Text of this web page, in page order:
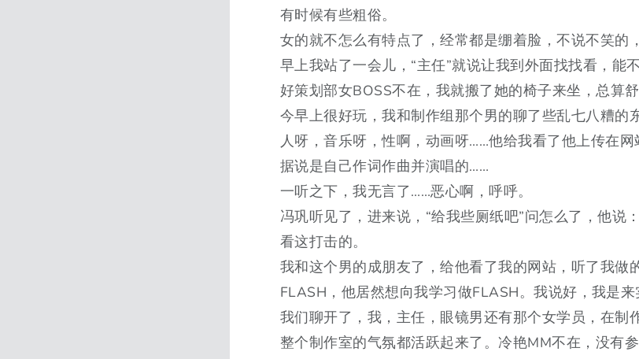
有时候有些粗俗。
女的就不怎么有特点了，经常都是绷着脸，不说不笑的
早上我站了一会儿，“主任”就说让我到外面找找看，能
好策划部女BOSS不在，我就搬了她的椅子来坐，总算舒
今早上很好玩，我和制作组那个男的聊了些乱七八糟的
人呀，音乐呀，性啊，动画呀……他给我看了他上传在网
据说是自己作词作曲并演唱的……
一听之下，我无言了……恶心啊，呼呼。
冯巩听见了，进来说，“给我些厕纸吧”问怎么了，他说
看这打击的。
我和这个男的成朋友了，给他看了我的网站，听了我做
FLASH，他居然想向我学习做FLASH。我说好，我是来
我们聊开了，我，主任，眼镜男还有那个女学员，在制
整个制作室的气氛都活跃起来了。冷艳MM不在，没有